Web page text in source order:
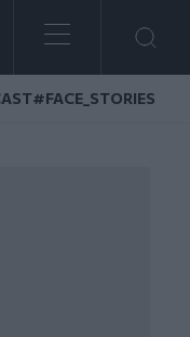
#FACE_STORIES